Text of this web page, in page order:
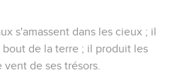
s'amassent dans les cieux ; il
de la terre ; il produit les
de ses trésors.